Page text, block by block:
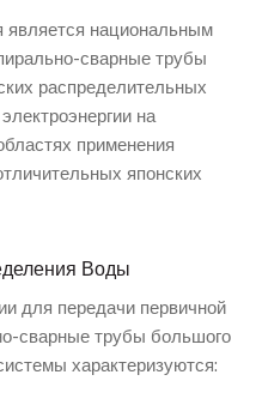
является национальным
сварные трубы
распределительных
на
применения
японских
Воды
для передачи первичной
сварные трубы большого
характеризуются: